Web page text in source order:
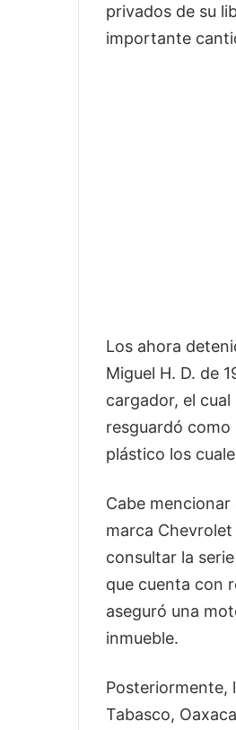
privados de su
importante
Los ahora
Miguel H. D. de
cargador, el
resguardó
plástico los
Cabe
marca
consultar la
que cuenta con
aseguró una
inmueble.
Posteriormente,
Tabasco,